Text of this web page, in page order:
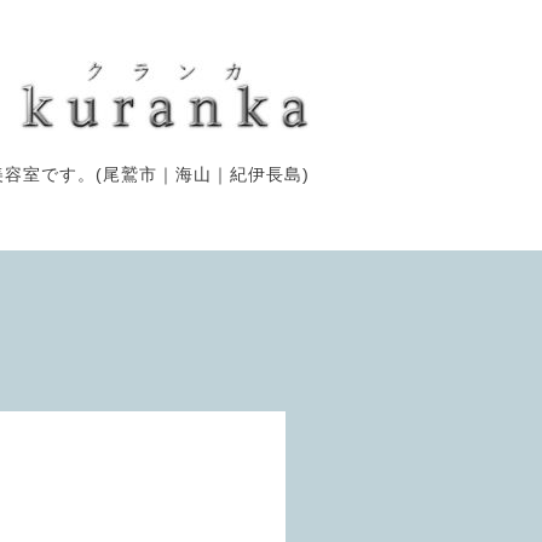
室です。(尾鷲市｜海山｜紀伊長島)